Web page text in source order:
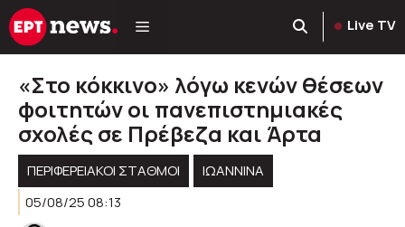
Μετάβαση
σε
Live TV
«Στο κόκκινο» λόγω κενών θέσεων
φοιτητών οι πανεπιστημιακές
σχολές σε Πρέβεζα και Άρτα
ΠΕΡΙΦΕΡΕΙΑΚΟΊ ΣΤΑΘΜΟΊ
ΙΩΑΝΝΙΝΑ
05/08/25 08:13